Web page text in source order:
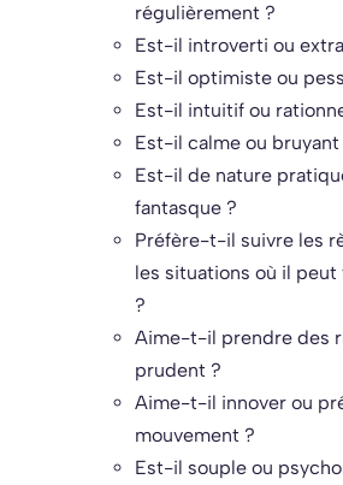
régulièrement ?
Est-il introverti ou
Est-il optimiste ou
Est-il intuitif ou
Est-il calme ou bruyant
Est-il de nature
fantasque ?
Préfère-t-il suivre les
les situations où il
?
Aime-t-il prendre des
prudent ?
Aime-t-il innover ou
mouvement ?
Est-il souple ou